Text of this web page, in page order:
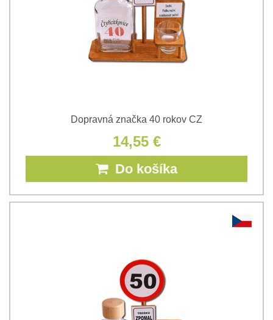
Dopravná značka 40 rokov CZ
14,55 €
Do košíka